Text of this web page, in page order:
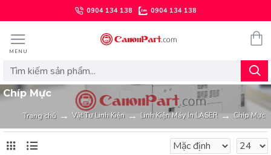
0904 134 138 0904 134 138
Trang chủ Vật Tư Linh Kiện Linh Kiện Máy In LASER Chíp Mực
Chíp Mực